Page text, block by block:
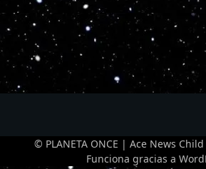
© PLANETA ONCE | Ace News
Funciona gracias a